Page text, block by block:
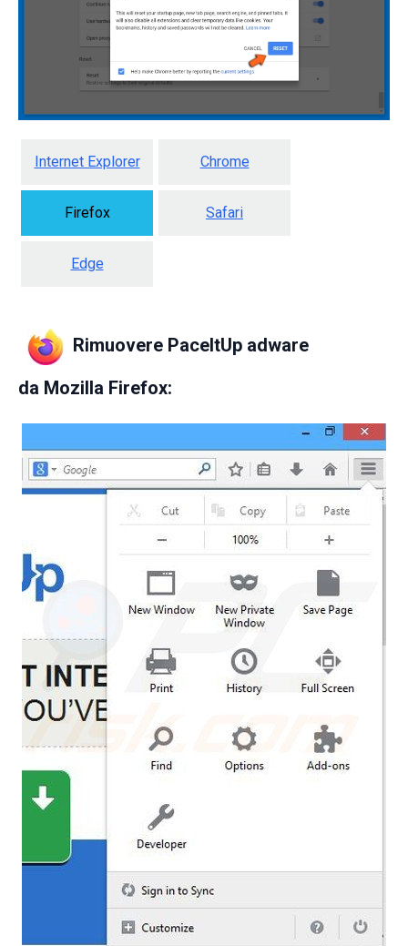
Internet Explorer Chrome
Firefox Safari
Edge
Rimuovere PaceItUp adware
da Mozilla Firefox: